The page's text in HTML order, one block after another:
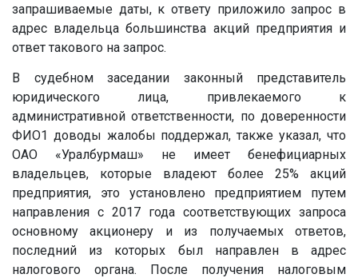
запрашиваемые даты, к ответу приложило запрос в
адрес владельца большинства акций предприятия и
ответ такового на запрос.
В судебном заседании законный представитель
юридического лица, привлекаемого к
административной ответственности, по доверенности
ФИО1 доводы жалобы поддержал, также указал, что
ОАО «Уралбурмаш» не имеет бенефициарных
владельцев, которые владеют более 25% акций
предприятия, это установлено предприятием путем
направления с 2017 года соответствующих запроса
основному акционеру и из получаемых ответов,
последний из которых был направлен в адрес
налогового органа. После получения налоговым